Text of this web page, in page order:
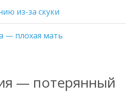
— потерянный
из-за скуки
— плохая мать